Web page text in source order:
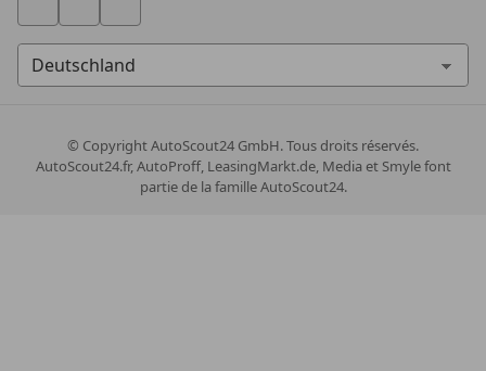
© CopyrightAutoScout24 GmbH. Tous droits réservés.
AutoScout24.fr, AutoProff, LeasingMarkt.de, Media et Smyle font
partie de la famille AutoScout24.